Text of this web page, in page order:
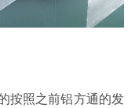
照之前铝方通的发